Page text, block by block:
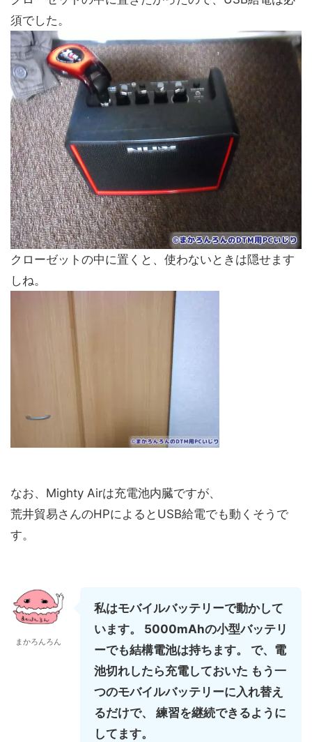
須でした。
クローゼットの中に置くと、使わないときは隠せます
しね。
なお、Mighty Airは充電池内臓ですが、
荒井貿易さんのHPによるとUSB給電でも動くそうで
す。
まかろんろん
私はモバイルバッテリーで動かして
います。 5000mAhの小型バッテリ
ーでも結構電池は持ちます。 で、電
池切れしたら充電しておいた もう一
つのモバイルバッテリーに入れ替え
るだけで、 練習を継続できるように
してます。